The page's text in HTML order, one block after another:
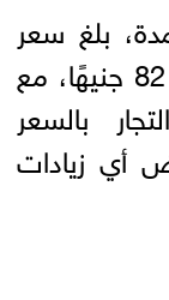
بلغ سعر
عبوة سجائر LM أحمر في مصر 82 جنيهًا، مع
بالسعر
أي زيادات